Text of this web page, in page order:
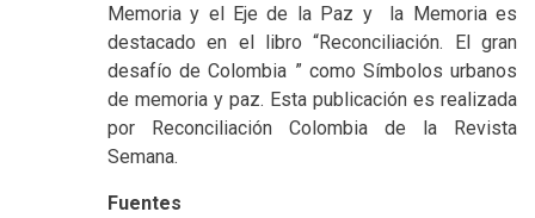
Memoria y el Eje de la Paz y la Memoria es
destacado en el libro “Reconciliación. El gran
desafío de Colombia ” como Símbolos urbanos
de memoria y paz. Esta publicación es realizada
por Reconciliación Colombia de la Revista
Semana.
Fuentes